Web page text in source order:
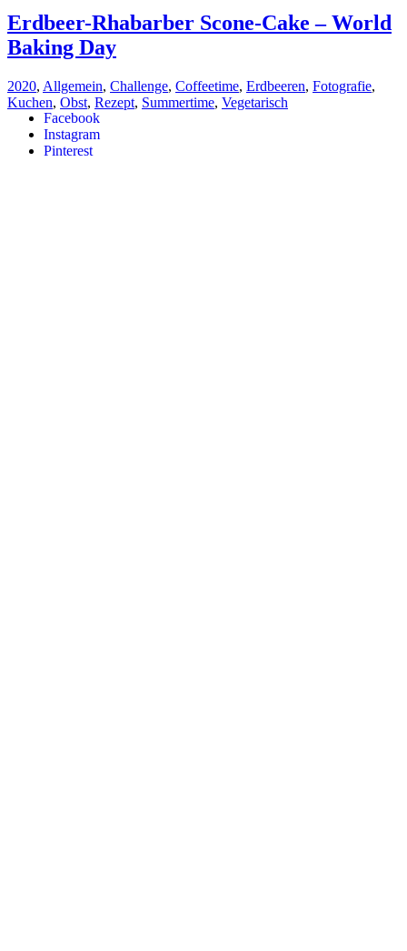
Facebook
Instagram
Pinterest
Erdbeer-Rhabarber Scone-Cake – World
Baking Day
2020, Allgemein, Challenge, Coffeetime, Erdbeeren, Fotografie,
Kuchen, Obst, Rezept, Summertime, Vegetarisch